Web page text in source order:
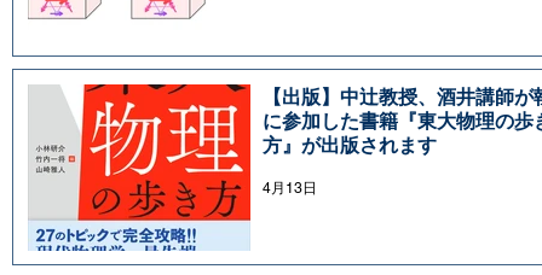
【出版】中辻教授、酒井講師が
に参加した書籍『東大物理の歩
方』が出版されます
4月13日